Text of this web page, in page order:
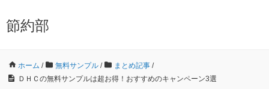
節約部
ホーム / 無料サンプル / まとめ記事 /
ＤＨＣの無料サンプルは超お得！おすすめのキャンペーン3選